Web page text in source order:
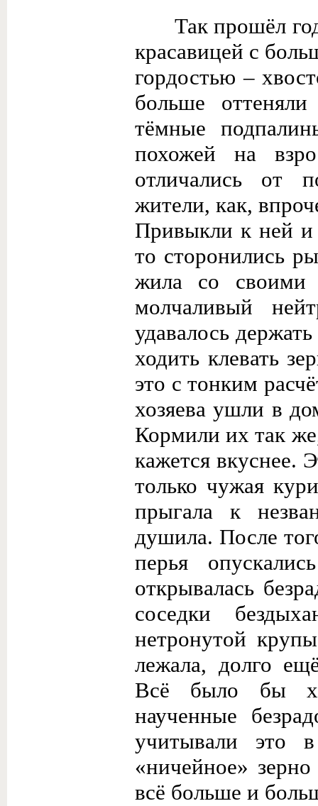
Так прошёл
красавицей с
гордостью –
больше
тёмные
похожей на
отличались от
жители, как,
Привыкли к ней и
то сторонились
жила со своими
молчаливый
удавалось
ходить клевать
это с тонким
хозяева ушли в
Кормили их так
кажется вкуснее.
только чужая
прыгала к
душила. После
перья
открывалась
соседки
нетронутой
лежала, долго
Всё было бы
наученные
учитывали это
«ничейное»
всё больше и